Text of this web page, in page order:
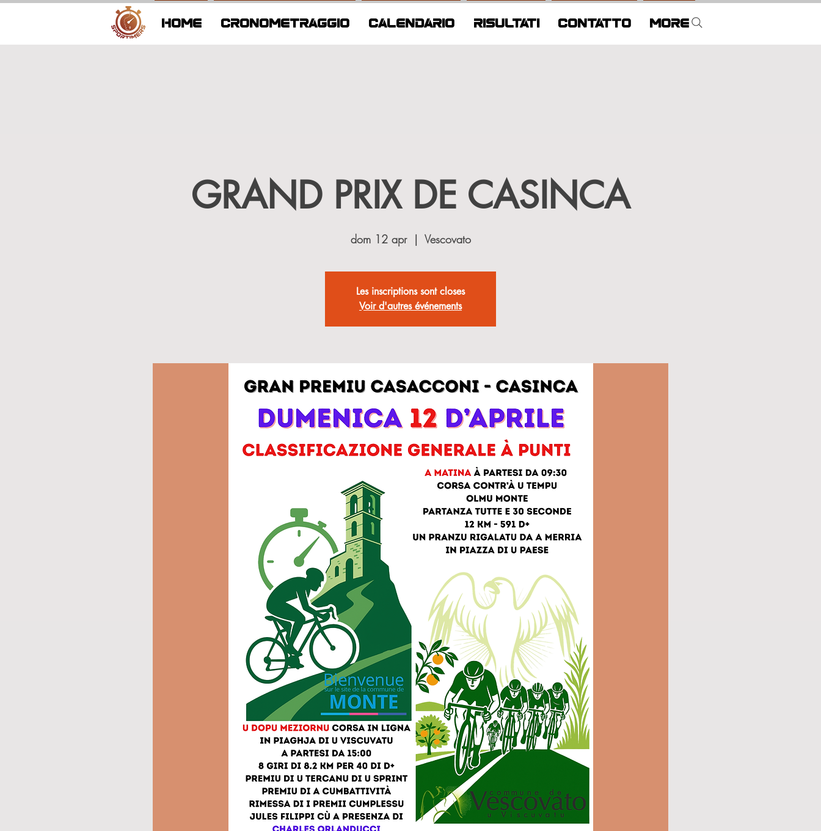
HOME CRONOMETRAGGIO CALENDARIO RISULTATI CONTATTO More
GRAND PRIX DE CASINCA
dom 12 apr
  |
Vescovato
Les inscriptions sont closes
Voir d'autres événements